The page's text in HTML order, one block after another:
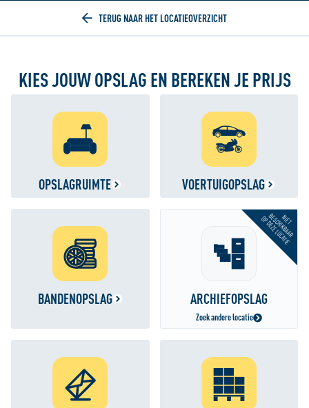
Home
KIES JOUW OPSLAG EN BEREKEN JE PRIJS
OPSLAGRUIMTE VOERTUIGOPSLAG
BANDENOPSLAG
NIET
BESCHIKBAAR
OP DEZE LOCATIE
ARCHIEFOPSLAG
Zoek andere locatie